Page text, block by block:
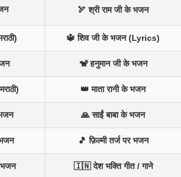
🏹 श्री राम जी के भजन
🔱 शिव जी के भजन (Lyrics)
🐒 हनुमान जी के भजन
👑 माता रानी के भजन
🙏 साईं बाबा के भजन
भजन 🎵 फ़िल्मी तर्ज पर भजन
भजन 🇮🇳 देश भक्ति गीत / गाने